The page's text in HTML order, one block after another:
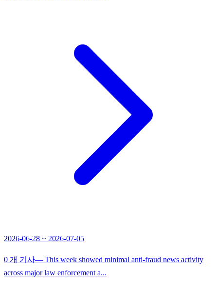
2026-06-28 ~ 2026-07-05
0 개 기사— This week showed minimal anti-fraud news activity
across major law enforcement a...